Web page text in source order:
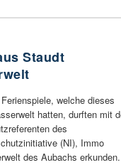
Staudt
welche dieses
hatten, durften mit
des
(NI), Immo
des Aubachs erkunden.